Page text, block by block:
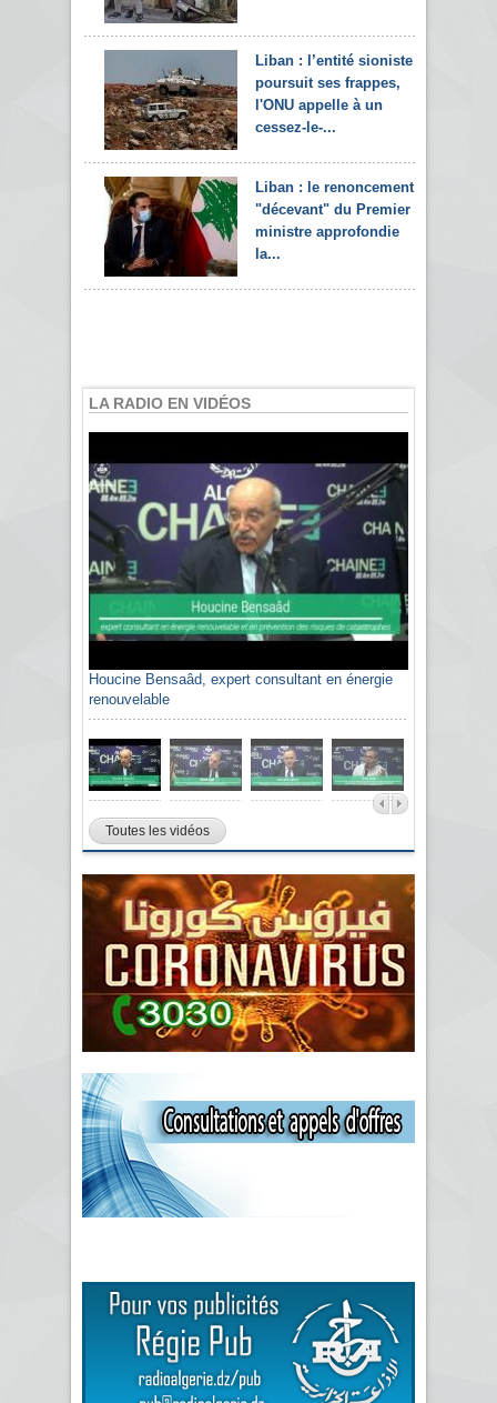
Liban : l’entité sioniste
poursuit ses frappes,
l'ONU appelle à un
cessez-le-...
Liban : le renoncement
"décevant" du Premier
ministre approfondie
la...
LA RADIO EN VIDÉOS
Houcine Bensaâd, expert consultant en énergie
renouvelable
Toutes les vidéos